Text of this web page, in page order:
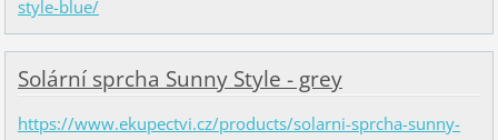
style-blue/
Solární sprcha Sunny Style - grey
https://www.ekupectvi.cz/products/solarni-sprcha-sunny-